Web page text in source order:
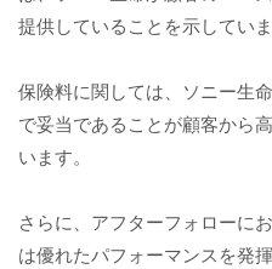
提供していることを示していま
保険料に関しては、ソニー生
で妥当であることが顧客から
います。
さらに、アフターフォローに
は優れたパフォーマンスを発